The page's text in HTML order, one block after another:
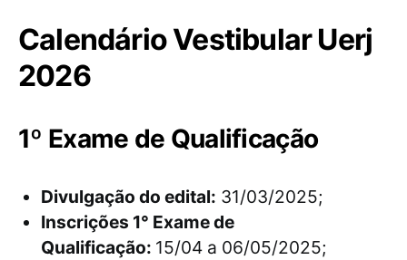
Calendário Vestibular Uerj
2026
1º Exame de Qualificação
Divulgação do edital: 31/03/2025;
Inscrições 1° Exame de
Qualificação: 15/04 a 06/05/2025;